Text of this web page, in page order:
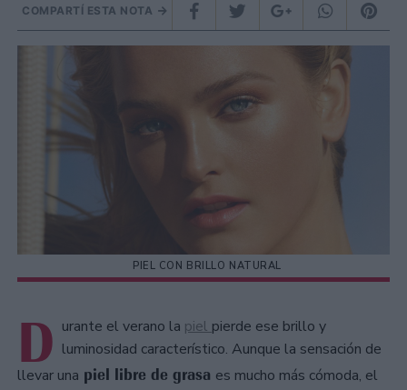
COMPARTÍ ESTA NOTA
PIEL CON BRILLO NATURAL
D urante el verano la piel pierde ese brillo y
luminosidad característico. Aunque la sensación de
llevar una piel libre de grasa es mucho más cómoda, el